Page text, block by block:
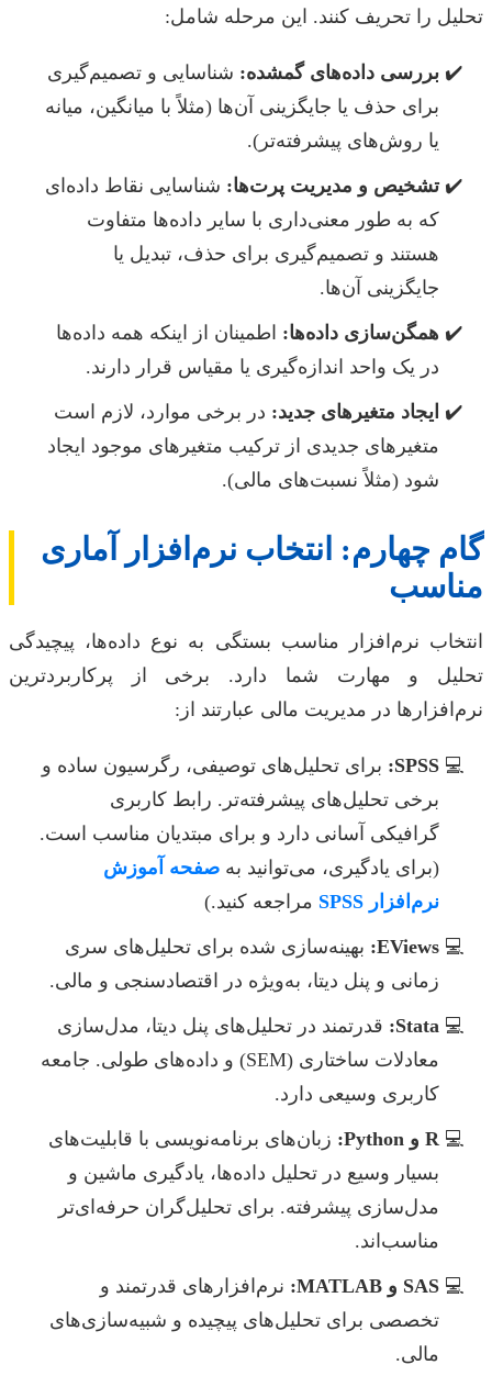
تحلیل را تحریف کنند. این مرحله شامل:
بررسی داده‌های گمشده: شناسایی و تصمیم‌گیری
برای حذف یا جایگزینی آن‌ها (مثلاً با میانگین، میانه
یا روش‌های پیشرفته‌تر).
تشخیص و مدیریت پرت‌ها: شناسایی نقاط داده‌ای
که به طور معنی‌داری با سایر داده‌ها متفاوت
هستند و تصمیم‌گیری برای حذف، تبدیل یا
جایگزینی آن‌ها.
همگن‌سازی داده‌ها: اطمینان از اینکه همه داده‌ها
در یک واحد اندازه‌گیری یا مقیاس قرار دارند.
ایجاد متغیرهای جدید: در برخی موارد، لازم است
متغیرهای جدیدی از ترکیب متغیرهای موجود ایجاد
شود (مثلاً نسبت‌های مالی).
گام چهارم: انتخاب نرم‌افزار آماری
مناسب
انتخاب نرم‌افزار مناسب بستگی به نوع داده‌ها، پیچیدگی
تحلیل و مهارت شما دارد. برخی از پرکاربردترین
نرم‌افزارها در مدیریت مالی عبارتند از:
SPSS:
برای تحلیل‌های توصیفی، رگرسیون ساده و
برخی تحلیل‌های پیشرفته‌تر. رابط کاربری
گرافیکی آسانی دارد و برای مبتدیان مناسب است.
(برای یادگیری، می‌توانید به صفحه آموزش
نرم‌افزار SPSS
مراجعه کنید.)
EViews: بهینه‌سازی شده برای تحلیل‌های سری
زمانی و پنل دیتا، به‌ویژه در اقتصادسنجی و مالی.
Stata:
قدرتمند در تحلیل‌های پنل دیتا، مدل‌سازی
معادلات ساختاری (SEM) و داده‌های طولی. جامعه
کاربری وسیعی دارد.
R و Python:
زبان‌های برنامه‌نویسی با قابلیت‌های
بسیار وسیع در تحلیل داده‌ها، یادگیری ماشین و
مدل‌سازی پیشرفته. برای تحلیل‌گران حرفه‌ای‌تر
مناسب‌اند.
SAS و MATLAB:
نرم‌افزارهای قدرتمند و
تخصصی برای تحلیل‌های پیچیده و شبیه‌سازی‌های
مالی.